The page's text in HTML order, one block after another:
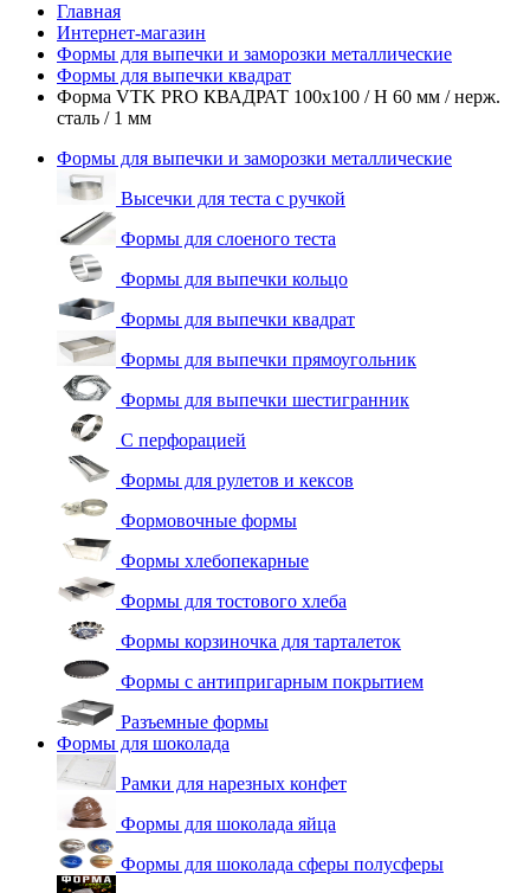
Главная
Интернет-магазин
Формы для выпечки и заморозки металлические
Формы для выпечки квадрат
Форма VTK PRO КВАДРАТ 100х100 / H 60 мм / нерж.
сталь / 1 мм
Формы для выпечки и заморозки металлические
Высечки для теста с ручкой
Формы для слоеного теста
Формы для выпечки кольцо
Формы для выпечки квадрат
Формы для выпечки прямоугольник
Формы для выпечки шестигранник
С перфорацией
Формы для рулетов и кексов
Формовочные формы
Формы хлебопекарные
Формы для тостового хлеба
Формы корзиночка для тарталеток
Формы с антипригарным покрытием
Разъемные формы
Формы для шоколада
Рамки для нарезных конфет
Формы для шоколада яйца
Формы для шоколада сферы полусферы